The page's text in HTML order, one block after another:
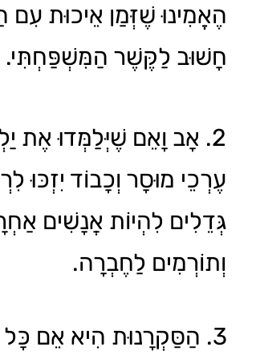
הֶאֱמִינוּ שֶׁזְּמַן אֵיכוּת
חָשׁוּב לַקֶּשֶׁר הַמִּשְׁפַּחְתִּי.
2. אָב וָאֵם שֶׁיְּלַמְּדוּ אֶת
עֶרְכֵי מוּסָר וְכָבוֹד יִזְכּוּ
גְּדֵלִים לִהְיוֹת אֲנָשִׁים
וְתוֹרְמִים לַחֶבְרָה.
3. הַסַּקְרָנוּת הִיא אֵם כָּל